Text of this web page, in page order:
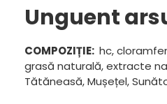
Unguent
COMPOZIȚIE: hc,
grasă naturală, extracte
Tătăneasă, Mușețel,